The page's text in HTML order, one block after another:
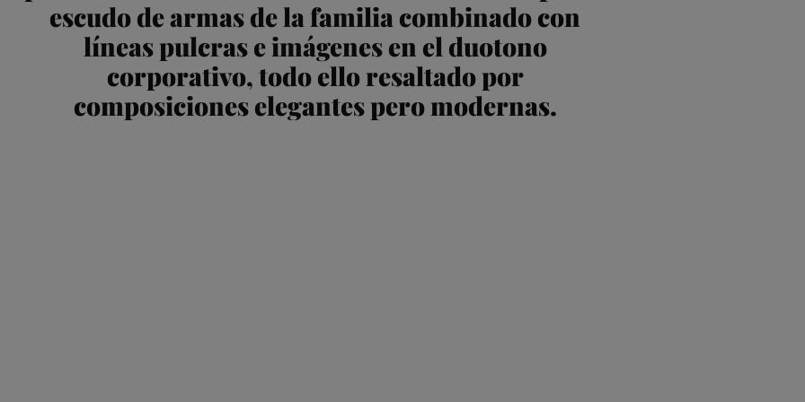
escudo de armas de la familia combinado con
líneas pulcras e imágenes en el duotono
corporativo, todo ello resaltado por
composiciones elegantes pero modernas.